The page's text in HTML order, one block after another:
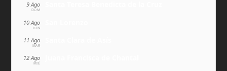
9 Ago
DOM
10 Ago
LUN
11 Ago
MAR
12 Ago
MIÉ